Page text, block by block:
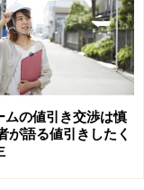
す方が良いよう
ケルトンリフォー
ムの値引き交渉は慎
が語る値引きしたく